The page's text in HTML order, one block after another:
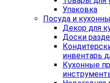
Упаковка
Посуда и
Декор для
Доски
инвентарь
Кухонные